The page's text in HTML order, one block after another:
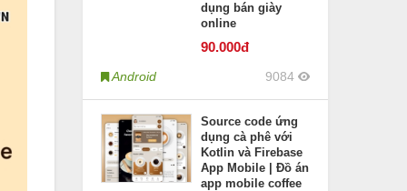
dụng bán giày
online
90.000đ
Android 9084
Source code ứng
dụng cà phê với
Kotlin và Firebase
App Mobile | Đồ án
app mobile coffee